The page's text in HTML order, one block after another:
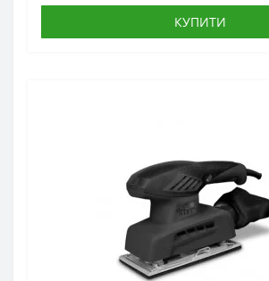
КУПИТИ